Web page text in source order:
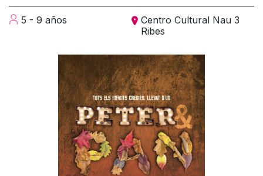
5 - 9 años
Centro Cultural Nau 3
Ribes